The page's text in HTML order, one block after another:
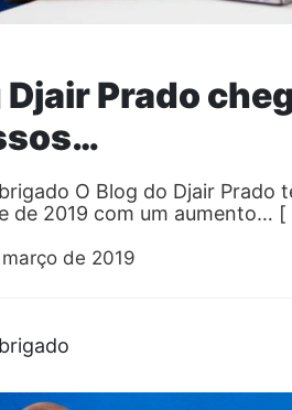
Djair Prado
O Blog do Djair Prado
de 2019 com um aumento… [
de 2019